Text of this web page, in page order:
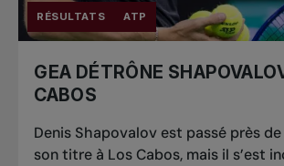
RÉSULTATS ATP
GEA DÉTRÔNE
CABOS
Denis Shapovalov est passé près
son titre à Los Cabos, mais il s’est